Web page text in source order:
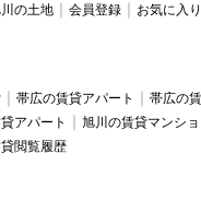
の土地 会員登録
お気に入
帯広の賃貸アパート
帯広の
アパート
旭川の賃貸マンシ
閲覧履歴